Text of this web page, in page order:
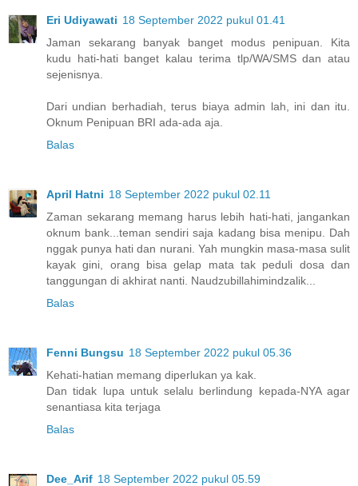
Eri Udiyawati 18 September 2022 pukul 01.41
Jaman sekarang banyak banget modus penipuan. Kita
kudu hati-hati banget kalau terima tlp/WA/SMS dan atau
sejenisnya.
Dari undian berhadiah, terus biaya admin lah, ini dan itu.
Oknum Penipuan BRI ada-ada aja.
Balas
April Hatni 18 September 2022 pukul 02.11
Zaman sekarang memang harus lebih hati-hati, jangankan
oknum bank...teman sendiri saja kadang bisa menipu. Dah
nggak punya hati dan nurani. Yah mungkin masa-masa sulit
kayak gini, orang bisa gelap mata tak peduli dosa dan
tanggungan di akhirat nanti. Naudzubillahimindzalik...
Balas
Fenni Bungsu 18 September 2022 pukul 05.36
Kehati-hatian memang diperlukan ya kak.
Dan tidak lupa untuk selalu berlindung kepada-NYA agar
senantiasa kita terjaga
Balas
Dee_Arif 18 September 2022 pukul 05.59